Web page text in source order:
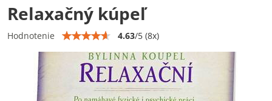
Relaxačný kúpeľ
Hodnotenie 4.63/5 (8x)